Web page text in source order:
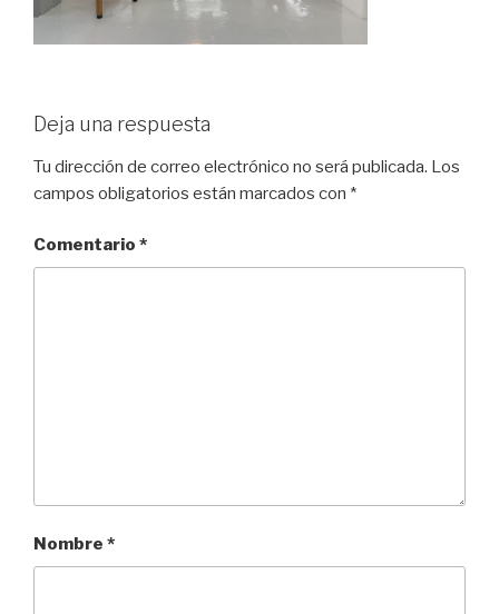
Deja una respuesta
Tu dirección de correo electrónico no será publicada. Los
campos obligatorios están marcados con *
Comentario *
Nombre *